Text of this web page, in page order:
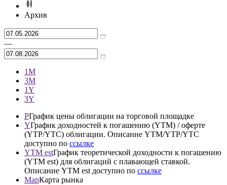
Архив
—
1М
3М
1Y
3Y
PГрафик цены облигации на торговой площадке
YГрафик доходностей к погашению (YTM) / оферте
(YTP/YTC) облигации. Описание YTM/YTP/YTC
доступно по ссылке
YTM estГрафик теоретической доходности к погашению
(YTM est) для облигаций с плавающей ставкой.
Описание YTM est доступно по ссылке
MapКарта рынка